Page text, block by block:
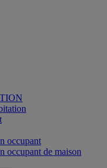
occupant
occupant de maison